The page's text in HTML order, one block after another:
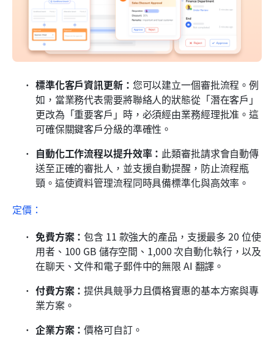
標準化客戶資訊更新： 您可以建立一個審批流程。例
如，當業務代表需要將聯絡人的狀態從「潛在客戶」
更改為「重要客戶」時，必須經由業務經理批准。這
可確保關鍵客戶分級的準確性。
自動化工作流程以提升效率： 此類審批請求會自動傳
送至正確的審批人，並支援自動提醒，防止流程瓶
頸。這使資料管理流程同時具備標準化與高效率。
定價：
免費方案：包含 11 款強大的產品，支援最多 20 位使
用者、100 GB 儲存空間、1,000 次自動化執行，以及
在聊天、文件和電子郵件中的無限 AI 翻譯。
付費方案：提供具競爭力且價格實惠的基本方案與專
業方案。
企業方案：價格可自訂。